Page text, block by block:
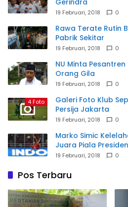
19 Februari, 2018 0
Rawa Terate Rutin
Pabrik Sekitar
19 Februari, 2018 0
NU Minta
Orang Gila
19 Februari, 2018 0
4 Foto
Galeri Foto Klub
Persija Jakarta
19 Februari, 2018 0
Marko Simic
Juara Piala Presiden
19 Februari, 2018 0
Pos Terbaru